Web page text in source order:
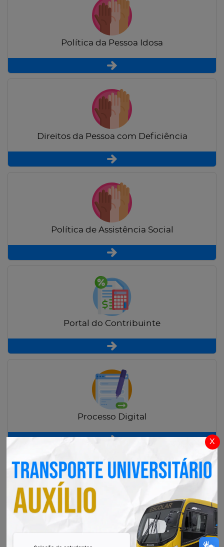
x
Política da Pessoa Idosa
Direitos da Pessoa com Deficiência
Política de Assistência Social
Portal do Contribuinte
Processo Digital
Radar Transparência Pública